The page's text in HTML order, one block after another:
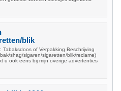
blik
of Verpakking Beschrijving
shag/sigaren/sigaretten/blik/reclame)
u ook eens bij mijn overige advertenties